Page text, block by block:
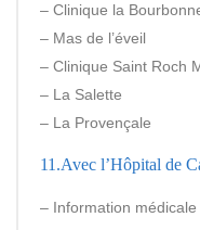
– Clinique la
– Mas de l’éveil
– Clinique Saint Roch
– La Salette
– La Provençale
11.Avec l’Hôpital de
– Information